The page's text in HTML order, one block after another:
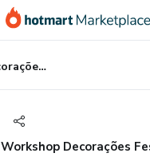
Workshop Decorações Festivas
Workshop Decorações